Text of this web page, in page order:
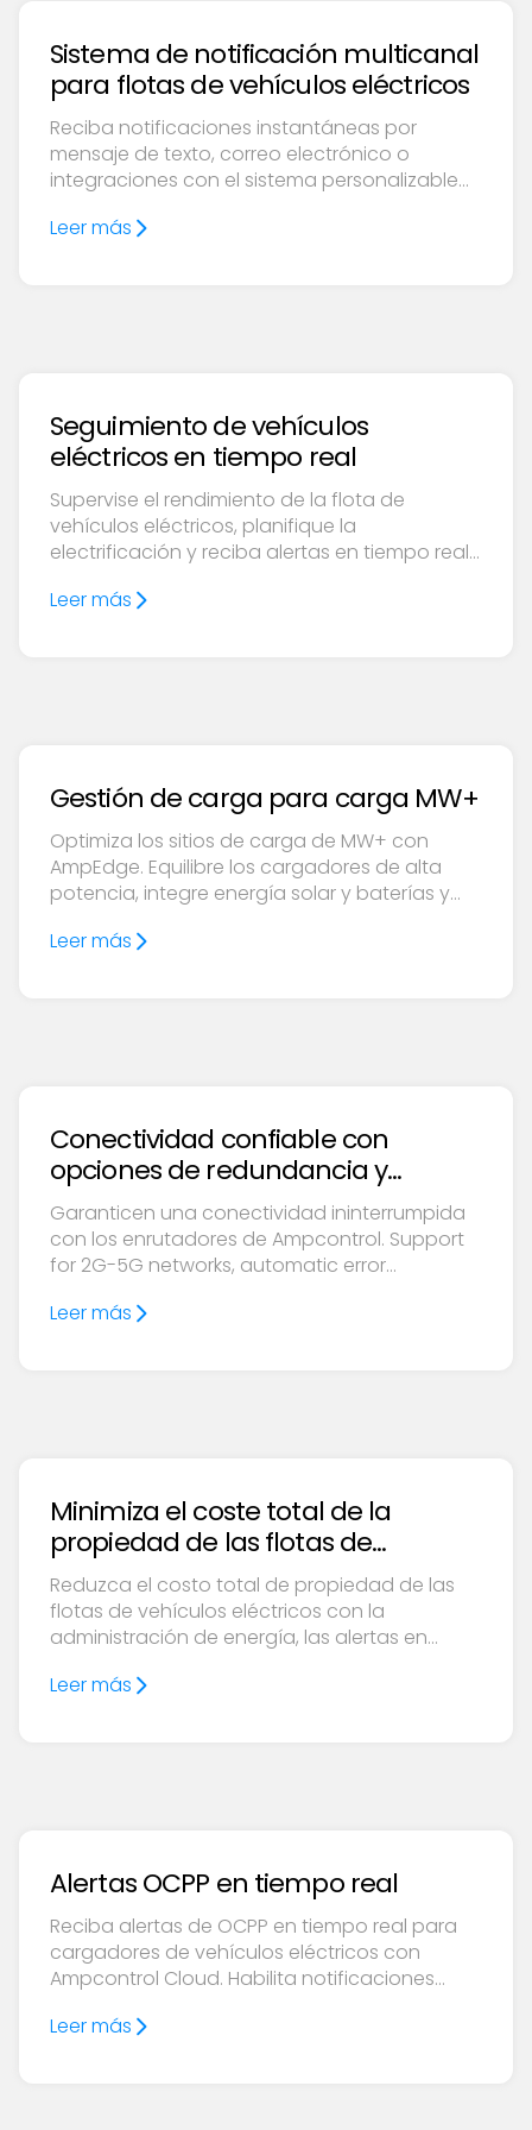
Sistema de notificación multicanal
para flotas de vehículos eléctricos
Reciba notificaciones instantáneas por
mensaje de texto, correo electrónico o
integraciones con el sistema personalizable
inactividad y optimice las operaciones de la
Leer más
Seguimiento de vehículos
eléctricos en tiempo real
Supervise el rendimiento de la flota de
vehículos eléctricos, planifique la
electrificación y reciba alertas en tiempo real
modelos de pronóstico de Ampcontrol.
Leer más
Gestión de carga para carga MW+
Optimiza los sitios de carga de MW+ con
AmpEdge. Equilibre los cargadores de alta
potencia, integre energía solar y baterías y
confiabilidad fuera de línea.
Leer más
Conectividad confiable con
opciones de redundancia y
respaldo
Garanticen una conectividad ininterrumpida
con los enrutadores de Ampcontrol. Support
for 2G-5G networks, automatic error
ininterrumpid diagnosis.
Leer más
Minimiza el coste total de la
propiedad de las flotas de
vehículos eléctricos
Reduzca el costo total de propiedad de las
flotas de vehículos eléctricos con la
administración de energía, las alertas en
Ampcontrol las 24 horas del día, los 7 días de
Leer más
Alertas OCPP en tiempo real
Reciba alertas de OCPP en tiempo real para
cargadores de vehículos eléctricos con
Ampcontrol Cloud. Habilita notificaciones
integraciones perfectas de API.
Leer más